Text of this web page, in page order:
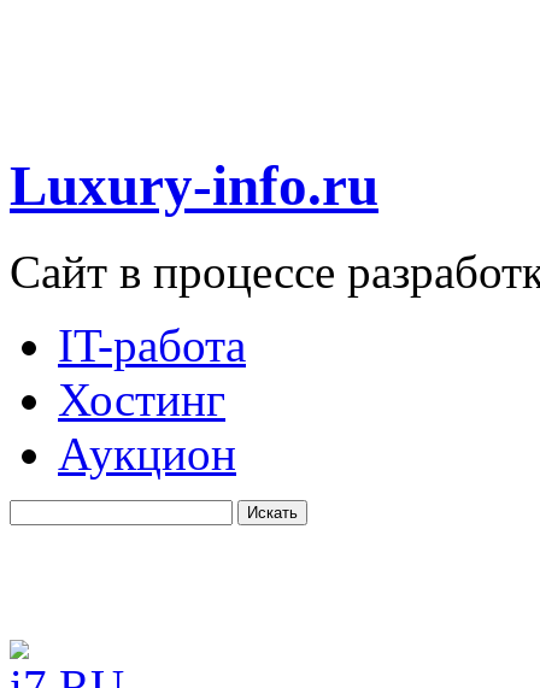
Luxury-info.ru
Сайт в процессе
IT-работа
Хостинг
Аукцион